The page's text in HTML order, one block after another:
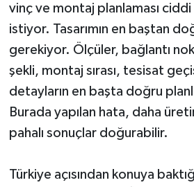
vinç ve montaj planlaması
istiyor. Tasarımın en baştan
gerekiyor. Ölçüler, bağlantı
şekli, montaj sırası, tesisat
detayların en başta doğru
Burada yapılan hata, daha
pahalı sonuçlar doğurabilir.
Türkiye açısından konuya